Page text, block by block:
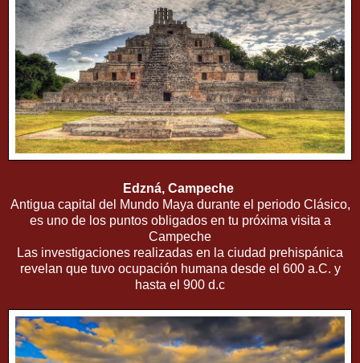
Edzná, Campeche
Antigua capital del Mundo Maya durante el periodo Clásico,
es uno de los puntos obligados en tu próxima visita a
Campeche
Las investigaciones realizadas en la ciudad prehispánica
revelan que tuvo ocupación humana desde el 600 a.C. y
hasta el 900 d.c